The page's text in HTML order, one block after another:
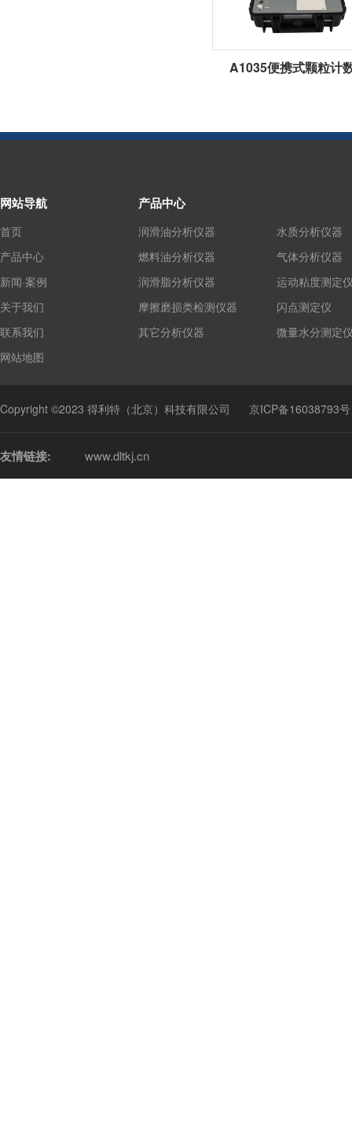
A1035便携式颗粒计
网站导航
首页
产品中心
新闻·案例
关于我们
联系我们
网站地图
产品中心
润滑油分析仪器
燃料油分析仪器
润滑脂分析仪器
摩擦磨损类检测仪器
其它分析仪器
水质分析仪器
气体分析仪器
运动粘度测定
闪点测定仪
微量水分测定
Copyright ©2023 得利特（北京）科技有限公司 京ICP备16038793号
友情链接: www.dltkj.cn